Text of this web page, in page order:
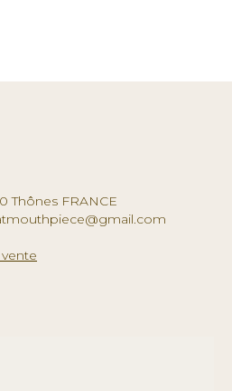
Thônes FRANCE